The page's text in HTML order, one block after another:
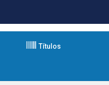
Títulos